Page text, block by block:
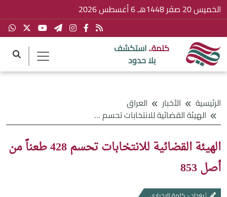
الخميس 20 صفَر 1448هـ 6 أغسطس 2026
كلمة..استكشف
بلا حدود
الرئيسية الأخبار
العراق
الهيئة القضائية للانتخابات تحسم 428 طعناً من أصل 853
الهيئة القضائية للانتخابات تحسم 428 طعناً من
أصل 853